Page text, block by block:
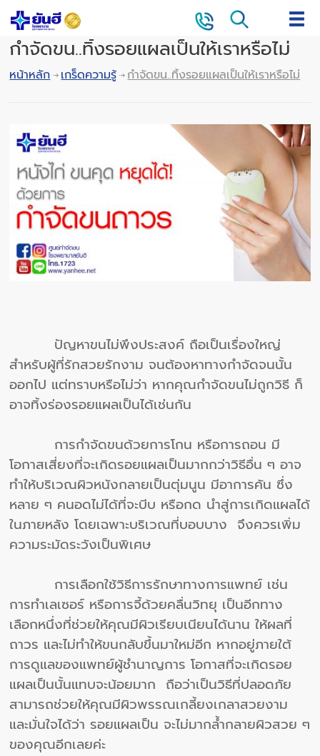
กำจัดขน..ทิ้งรอยแผลเป็นให้เราหรือไม่
หน้าหลัก เกร็ดความรู้ กำจัดขน..ทิ้งรอยแผลเป็นให้เราหรือไม่
ปัญหาขนไม่พึงประสงค์ ถือเป็นเรื่องใหญ่
สำหรับผู้ที่รักสวยรักงาม จนต้องหาทางกำจัดจนนั้น
ออกไป แต่ทราบหรือไม่ว่า หากคุณกำจัดขนไม่ถูกวิธี ก็
อาจทิ้งร่องรอยแผลเป็นได้เช่นกัน
การกำจัดขนด้วยการโกน หรือการถอน มี
โอกาสเสี่ยงที่จะเกิดรอยแผลเป็นมากกว่าวิธีอื่น ๆ อาจ
ทำให้บริเวณผิวหนังกลายเป็นตุ่มนูน มีอาการคัน ซึ่ง
หลาย ๆ คนอดไม่ได้ที่จะบีบ หรือกด นำสู่การเกิดแผลได้
ในภายหลัง โดยเฉพาะบริเวณที่บอบบาง จึงควรเพิ่ม
ความระมัดระวังเป็นพิเศษ
การเลือกใช้วิธีการรักษาทางการแพทย์ เช่น
การทำเลเซอร์ หรือการจี้ด้วยคลื่นวิทยุ เป็นอีกทาง
เลือกหนึ่งที่ช่วยให้คุณมีผิวเรียบเนียนได้นาน ให้ผลที่
ถาวร และไม่ทำให้ขนกลับขึ้นมาใหม่อีก หากอยู่ภายใต้
การดูแลของแพทย์ผู้ชำนาญการ โอกาสที่จะเกิดรอย
แผลเป็นนั้นแทบจะน้อยมาก ถือว่าเป็นวิธีที่ปลอดภัย
สามารถช่วยให้คุณมีผิวพรรณเกลี้ยงเกลาสวยงาม
และมั่นใจได้ว่า รอยแผลเป็น จะไม่มากล้ำกลายผิวสวย ๆ
ของคุณอีกเลยค่ะ